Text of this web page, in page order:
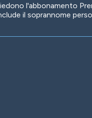
l'abbonamento
il soprannome